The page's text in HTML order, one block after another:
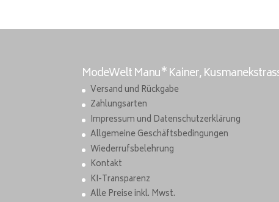
ModeWelt Manu* Kainer,
Versand und Rückgabe
Zahlungsarten
Impressum und Datenschutzerklärung
Allgemeine Geschäftsbedingungen
Wiederrufsbelehrung
Kontakt
KI-Transparenz
Alle Preise inkl. Mwst.